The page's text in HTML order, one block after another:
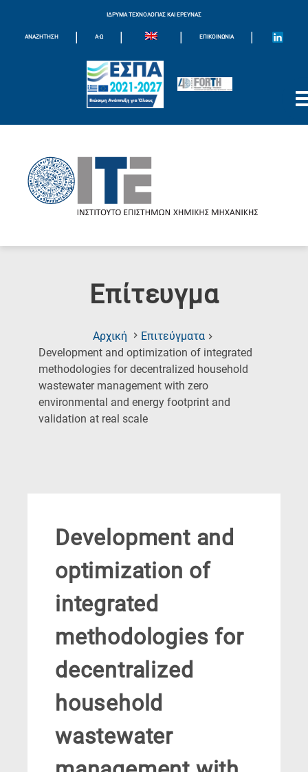
ΙΔΡΥΜΑ ΤΕΧΝΟΛΟΓΙΑΣ ΚΑΙ ΕΡΕΥΝΑΣ
ΑΝΑΖΗΤΗΣΗ | Α-Ω | | ΕΠΙΚΟΙΝΩΝΊΑ |
Επίτευγμα
Αρχική
Επιτεύγματα
Development and optimization of integrated
methodologies for decentralized household
wastewater management with zero
environmental and energy footprint and
validation at real scale(Current
Development and
optimization of
integrated
methodologies for
decentralized
household
wastewater